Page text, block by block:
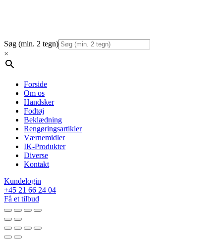
Søg (min. 2 tegn)
×
Forside
Om os
Handsker
Fodtøj
Beklædning
Rengøringsartikler
Værnemidler
IK-Produkter
Diverse
Kontakt
Kundelogin
+45 21 66 24 04
Få et tilbud